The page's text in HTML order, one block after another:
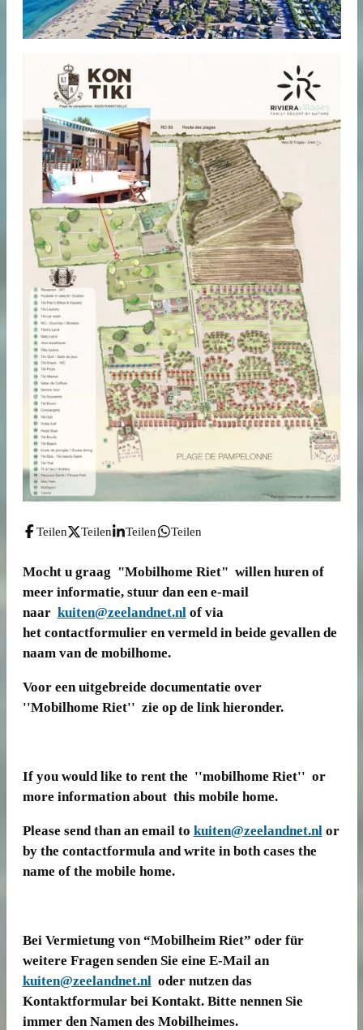
Teilen Teilen Teilen Teilen
Mocht u graag "Mobilhome Riet" willen huren of
meer informatie, stuur dan een e-mail
naar kuiten@zeelandnet.nlof via
het contactformulier en vermeld in beide gevallen de
naam van de mobilhome.
Voor een uitgebreide documentatie over
''Mobilhome Riet'' zie op de link hieronder.
If you would like to rent the ''mobilhome Riet'' or
more information about this mobile home.
Please send than an email to kuiten@zeelandnet.nlor
by the contactformula and write in both cases the
name of the mobile home.
Bei Vermietung von “Mobilheim Riet” oder für
weitere Fragen senden Sie eine E-Mail an
kuiten@zeelandnet.nloder nutzen das
Kontaktformular bei Kontakt. Bitte nennen Sie
immer den Namen des Mobilheimes.